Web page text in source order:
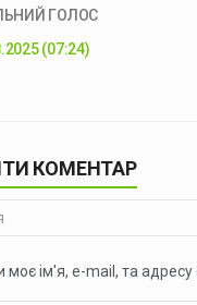
ГОЛОС
(07:24)
КОМЕНТАР
моє ім'я, e-mail, та